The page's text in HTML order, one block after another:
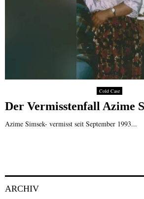
Cold Case
Der Vermisstenfall Azime
Azime Simsek- vermisst seit September 1993...
ARCHIV